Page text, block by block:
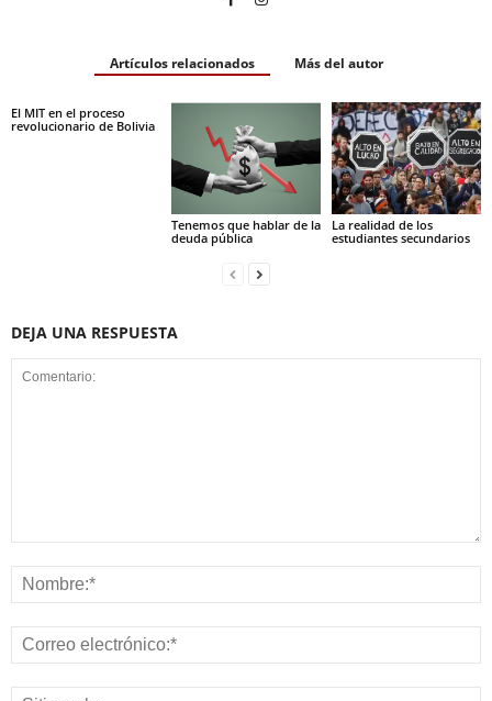
Artículos relacionados Más del autor
El MIT en el proceso
revolucionario de Bolivia
Tenemos que hablar de la
deuda pública
La realidad de los
estudiantes secundarios
DEJA UNA RESPUESTA